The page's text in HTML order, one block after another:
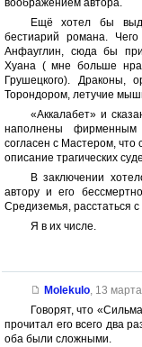
воображением автора.
Ещё хотел бы
бестиарий романа. Чего
Анфауглин, сюда бы
Хуана ( мне больше
Грушецкого). Драконы,
Торондором, летучие
«Аккалабет» и
наполнены
согласен с Мастером, что
описание трагических
В заключении
автору и его
Средиземья, расстаться
Я в их числе.
Molekulo, 13
Говорят, что
прочитал его всего два
оба были сложными.